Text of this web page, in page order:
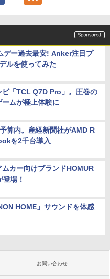
デー過去最安! Anker注目プ
ルを使ってみた
ビ「TCL Q7D Pro」。圧巻の
ムが極上体験に
算内。産経新聞社がAMD R
を2千台導入
ムカー向けブランドHOMUR
場！
HOME」サウンドを体感
お問い合わせ